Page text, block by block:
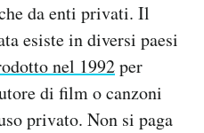
da enti privati. Il
esiste in diversi paesi
nel 1992per
di film o canzoni
privato. Non si paga